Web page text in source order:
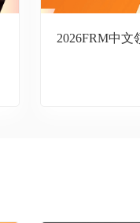
2026FRM中文